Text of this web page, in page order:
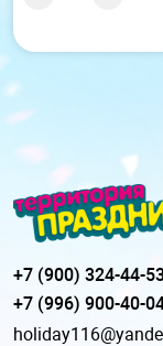
+7 (900) 324-44-
+7 (996) 900-40-